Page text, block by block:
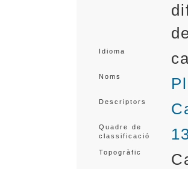
Idioma
Noms
Descriptors
Quadre de
classificació
Topogràfic